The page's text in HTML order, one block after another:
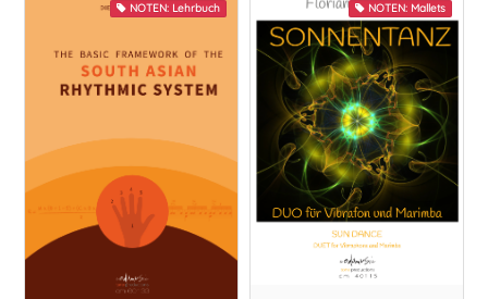
NOTEN: Lehrbuch NOTEN: Mallets